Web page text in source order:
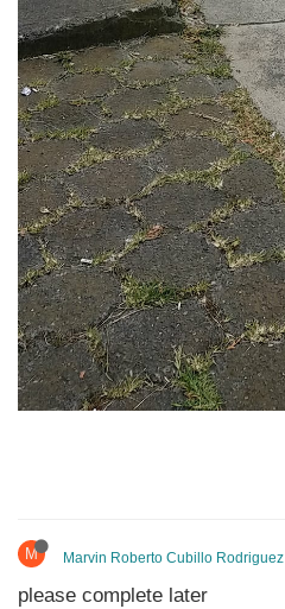
M Marvin Roberto Cubillo Rodriguez
please complete later